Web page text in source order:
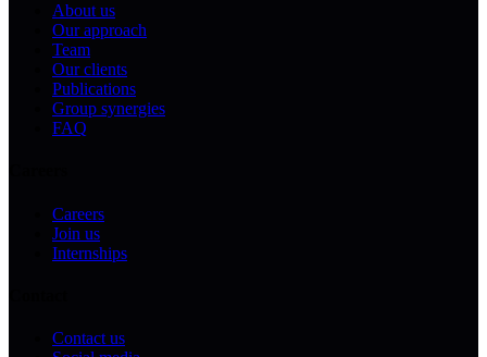
About us
Our approach
Team
Our clients
Publications
Group synergies
FAQ
Careers
Join us
Internships
Contact us